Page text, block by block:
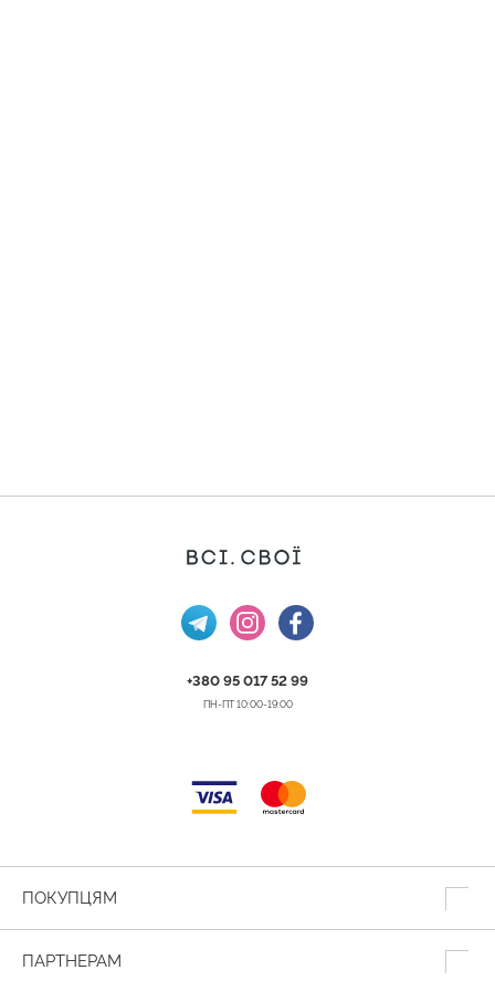
+380 95 017 52 99
ПН-ПТ 10:00-19:00
ПОКУПЦЯМ
ПАРТНЕРАМ